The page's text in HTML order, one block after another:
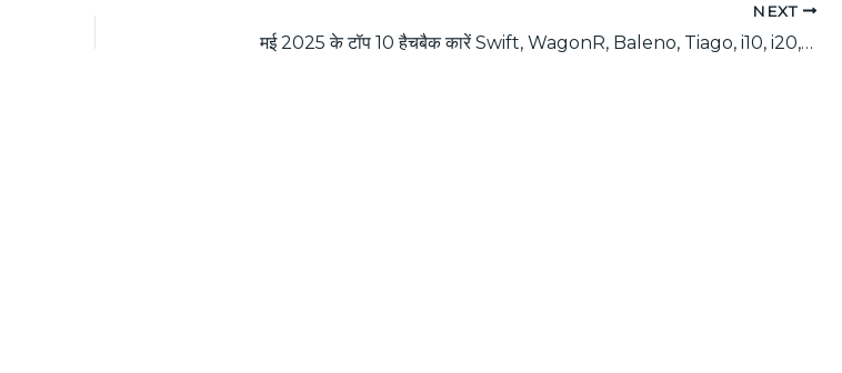
NEXT
मई 2025 के टॉप 10 हैचबैक कारें Swift, WagonR, Baleno, Tiago, i10, i20, Glanza